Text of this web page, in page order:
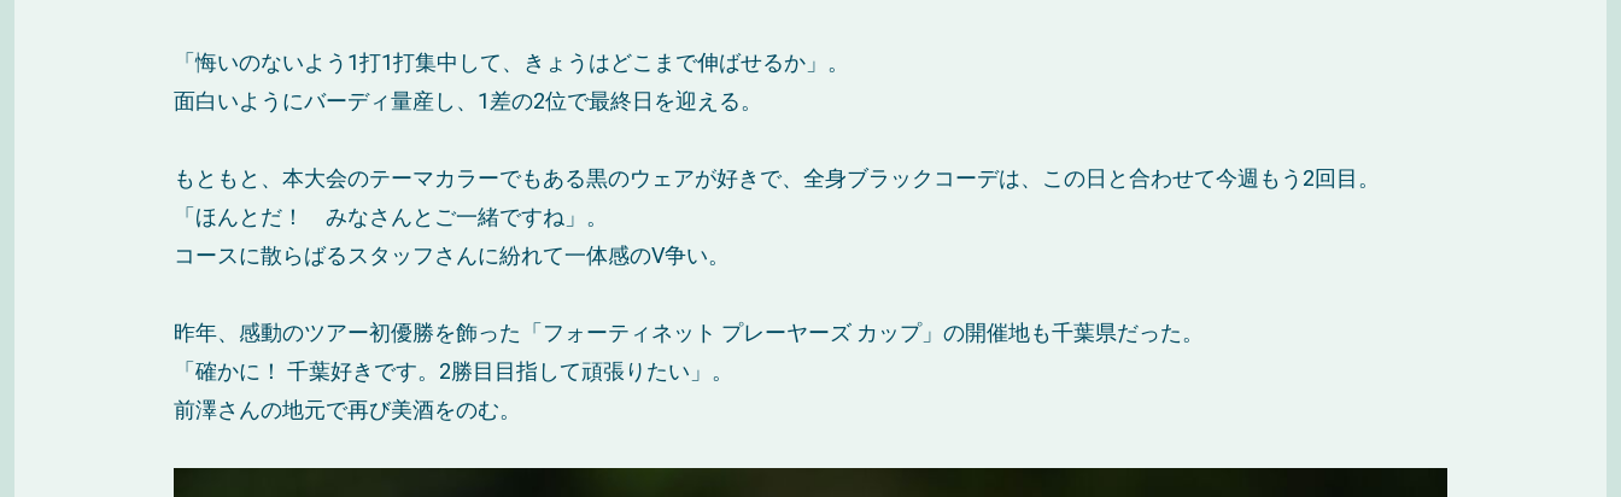
「悔いのないよう1打1打集中して、きょうはどこまで伸ばせるか」。
面白いようにバーディ量産し、1差の2位で最終日を迎える。
もともと、本大会のテーマカラーでもある黒のウェアが好きで、全身ブラックコーデは、この日と合わせて今週もう2回目。
「ほんとだ！ みなさんとご一緒ですね」。
コースに散らばるスタッフさんに紛れて一体感のV争い。
昨年、感動のツアー初優勝を飾った「フォーティネット プレーヤーズ カップ」の開催地も千葉県だった。
「確かに！ 千葉好きです。2勝目目指して頑張りたい」。
前澤さんの地元で再び美酒をのむ。